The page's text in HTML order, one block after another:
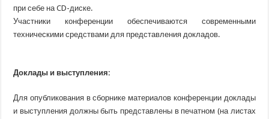
при себе на CD-диске.
Участники конференции обеспечиваются современными
техническими средствами для представления докладов.
Доклады и выступления:
Для опубликования в сборнике материалов конференции доклады
и выступления должны быть представлены в печатном (налистах